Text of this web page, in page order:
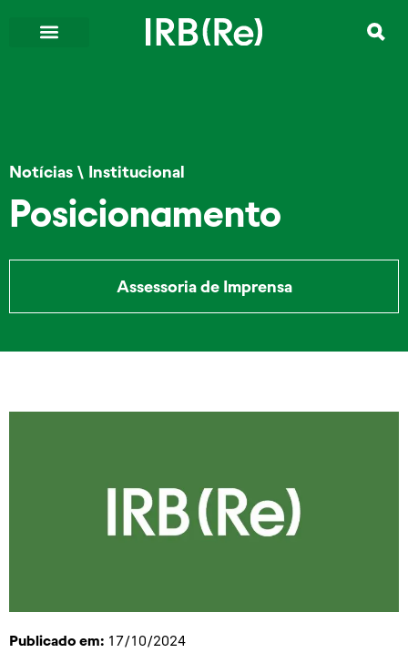
Notícias \ Institucional
Posicionamento
Assessoria de Imprensa
Publicado em: 17/10/2024